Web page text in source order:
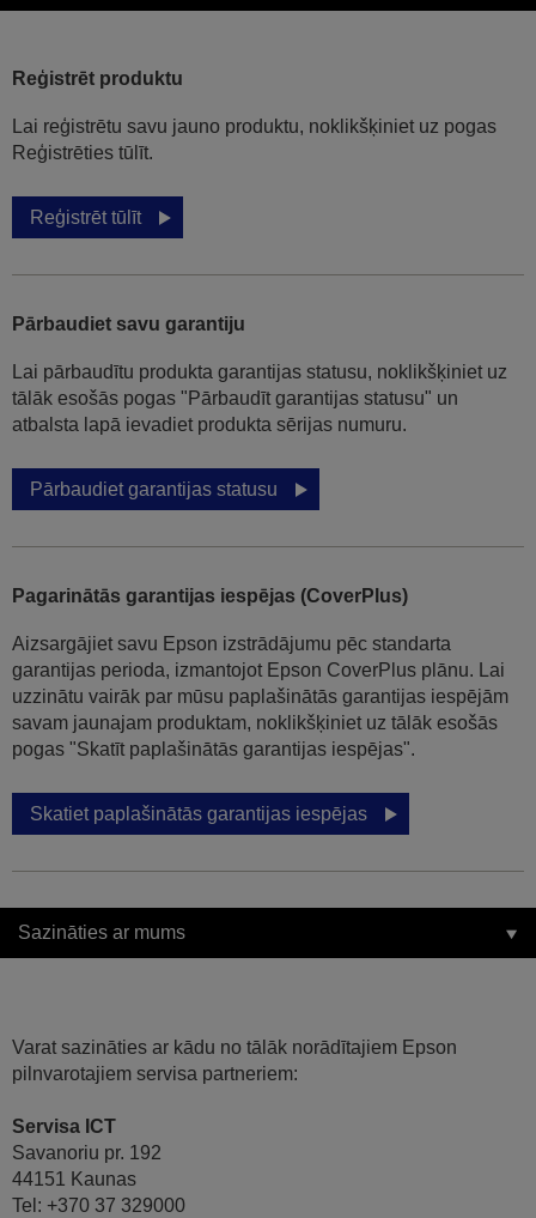
Reģistrēt produktu
Lai reģistrētu savu jauno produktu, noklikšķiniet uz pogas
Reģistrēties tūlīt.
Reģistrēt tūlīt
Pārbaudiet savu garantiju
Lai pārbaudītu produkta garantijas statusu, noklikšķiniet uz
tālāk esošās pogas "Pārbaudīt garantijas statusu" un
atbalsta lapā ievadiet produkta sērijas numuru.
Pārbaudiet garantijas statusu
Pagarinātās garantijas iespējas (CoverPlus)
Aizsargājiet savu Epson izstrādājumu pēc standarta
garantijas perioda, izmantojot Epson CoverPlus plānu. Lai
uzzinātu vairāk par mūsu paplašinātās garantijas iespējām
savam jaunajam produktam, noklikšķiniet uz tālāk esošās
pogas "Skatīt paplašinātās garantijas iespējas".
Skatiet paplašinātās garantijas iespējas
Sazināties ar mums
Varat sazināties ar kādu no tālāk norādītajiem Epson
pilnvarotajiem servisa partneriem:
Servisa ICT
Savanoriu pr. 192
44151 Kaunas
Tel: +370 37 329000